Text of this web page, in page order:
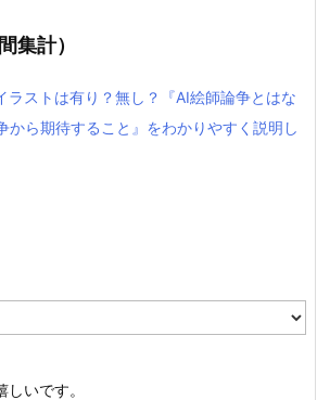
集計）
ラストは有り？無し？『AI絵師論争とはな
から期待すること』をわかりやすく説明し
いです。